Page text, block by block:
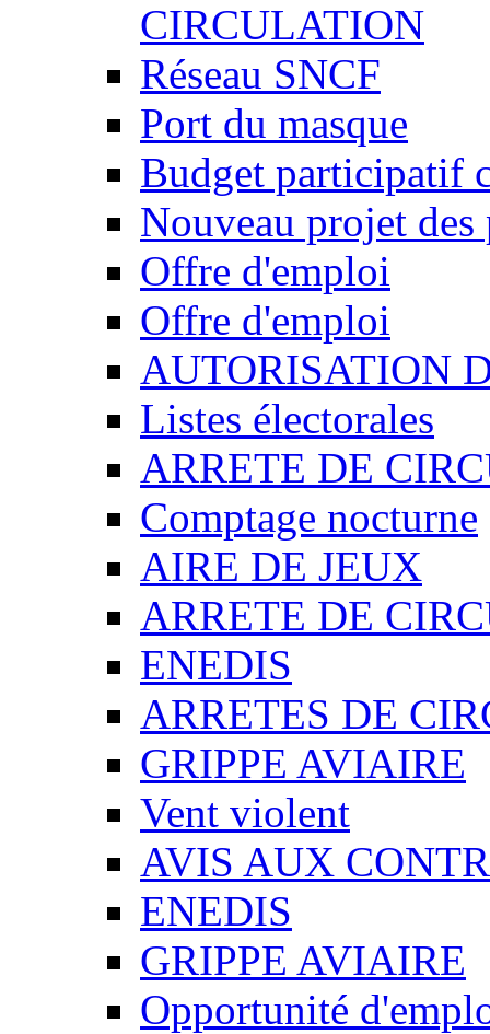
CIRCULATION
Réseau SNCF
Port du masque
Budget participatif
Nouveau projet
Offre d'emploi
Offre d'emploi
AUTORISATION
Listes électorales
ARRETE DE
Comptage nocturne
AIRE DE JEUX
ARRETE DE
ENEDIS
ARRETES DE
GRIPPE AVIAIRE
Vent violent
AVIS AUX
ENEDIS
GRIPPE AVIAIRE
Opportunité